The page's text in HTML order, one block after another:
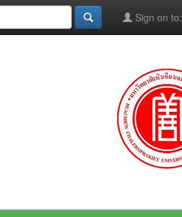
Sign on to: